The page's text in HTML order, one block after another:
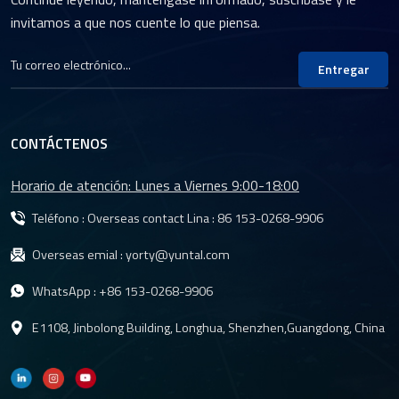
aplicaciones industriales.
invitamos a que nos cuente lo que piensa.
Entregar
CONTÁCTENOS
Horario de atención: Lunes a Viernes 9:00-18:00
Teléfono : Overseas contact Lina : 86 153-0268-9906
Overseas emial :yorty@yuntal.com
WhatsApp : +86 153-0268-9906
E1108, Jinbolong Building, Longhua, Shenzhen,Guangdong, China